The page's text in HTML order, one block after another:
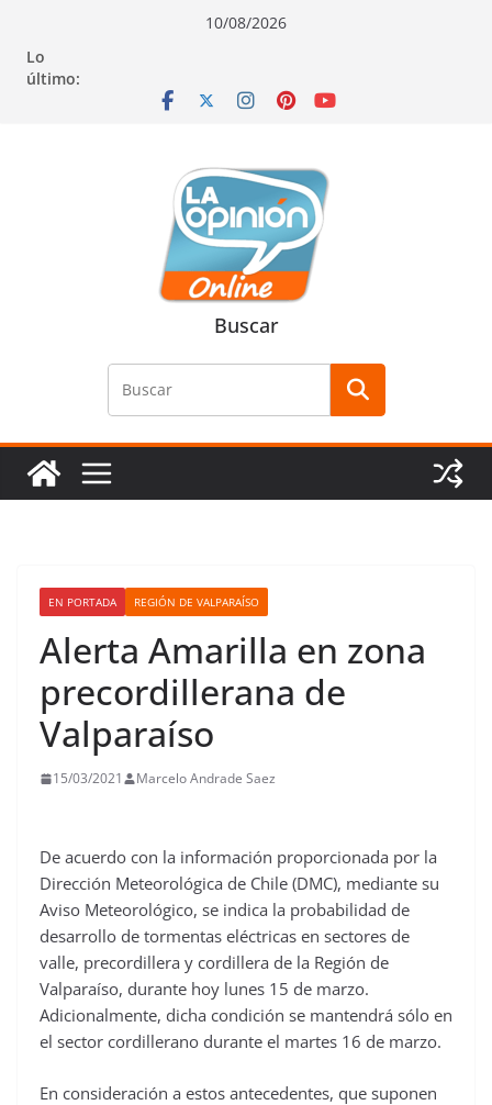
contenido
navegación
contenido
10/08/2026
Lo
último:
Buscar
EN PORTADA REGIÓN DE VALPARAÍSO
Alerta Amarilla en zona
precordillerana de
Valparaíso
15/03/2021 Marcelo Andrade Saez
De acuerdo con la información proporcionada por la
Dirección Meteorológica de Chile (DMC), mediante su
Aviso Meteorológico, se indica la probabilidad de
desarrollo de tormentas eléctricas en sectores de
valle, precordillera y cordillera de la Región de
Valparaíso, durante hoy lunes 15 de marzo.
Adicionalmente, dicha condición se mantendrá sólo en
el sector cordillerano durante el martes 16 de marzo.
En consideración a estos antecedentes, que suponen